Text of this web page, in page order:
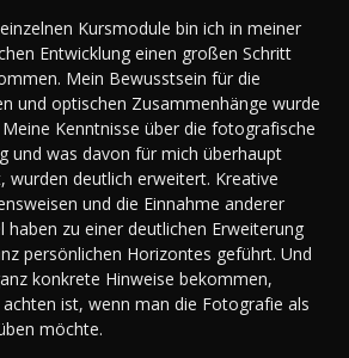
Kursmodule bin ich in meiner
Entwicklung einen großen Schritt
Mein Bewusstsein für die
und optischen Zusammenhänge wurde
Kenntnisse über die fotografische
und was davon für mich überhaupt
wurden deutlich erweitert. Kreative
und die Einnahme anderer
haben zu einer deutlichen Erweiterung
persönlichen Horizontes geführt. Und
konkrete Hinweise bekommen,
ist, wenn man die Fotografie als
möchte.